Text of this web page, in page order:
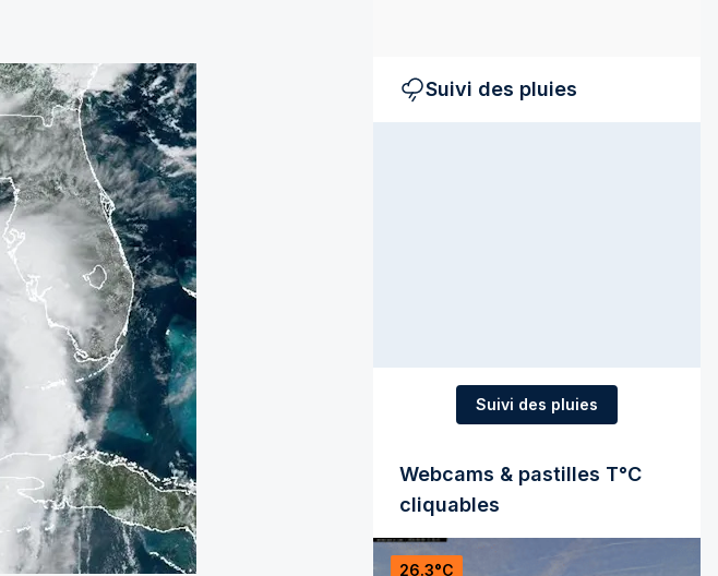
Suivi des pluies
Suivi des pluies
Webcams & pastilles T°C
cliquables
26.3°C